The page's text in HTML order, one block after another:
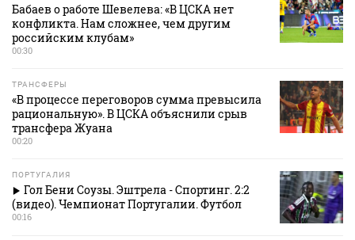
Бабаев о работе Шевелева: «В ЦСКА нет
конфликта. Нам сложнее, чем другим
российским клубам»
00:30
ТРАНСФЕРЫ
«В процессе переговоров сумма превысила
рациональную». В ЦСКА объяснили срыв
трансфера Жуана
00:20
ПОРТУГАЛИЯ
Гол Бени Соузы. Эштрела - Спортинг. 2:2
(видео). Чемпионат Португалии. Футбол
00:16